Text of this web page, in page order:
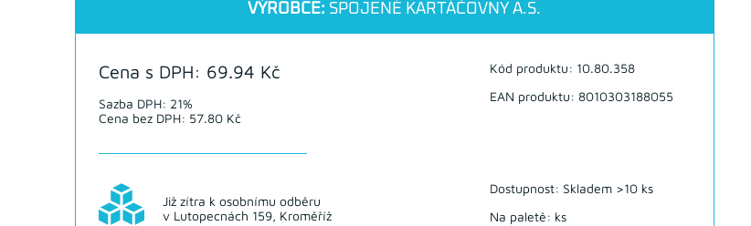
VÝROBCE: SPOJENÉ KARTÁČOVNY A.S.
Cena s DPH: 69.94 Kč
Sazba DPH: 21%
Cena bez DPH: 57.80 Kč
Kód produktu: 10.80.358
EAN produktu: 8010303188055
Již zítra k osobnímu odběru
v Lutopecnách 159, Kroměříž
Dostupnost: Skladem >10 ks
Na paletě: ks